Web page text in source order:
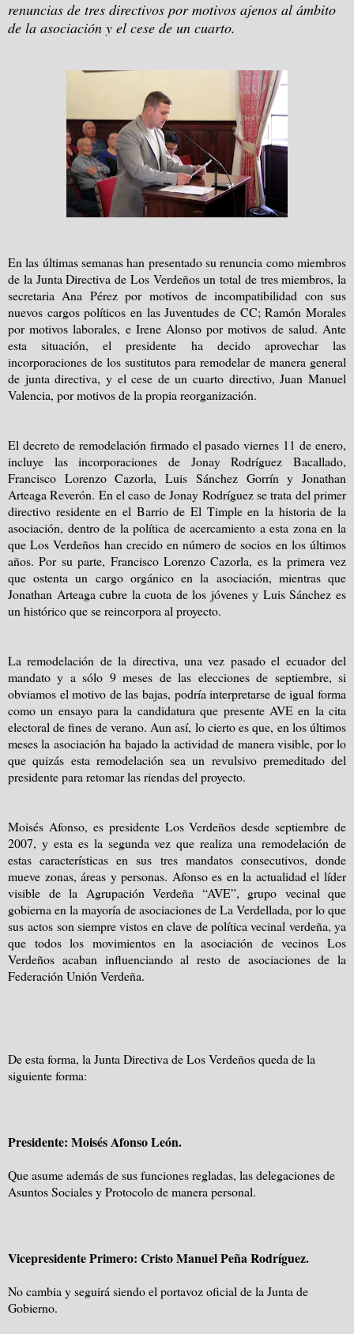
renuncias de tres directivos por motivos ajenos al ámbito
de la asociación y el cese de un cuarto.
En las últimas semanas han presentado su renuncia como miembros
de la Junta Directiva de Los Verdeños un total de tres miembros, la
secretaria Ana Pérez por motivos de incompatibilidad con sus
nuevos cargos políticos en las Juventudes de CC; Ramón Morales
por motivos laborales, e Irene Alonso por motivos de salud. Ante
esta situación, el presidente ha decido aprovechar las
incorporaciones de los sustitutos para remodelar de manera general
de junta directiva, y el cese de un cuarto directivo, Juan Manuel
Valencia, por motivos de la propia reorganización.
El decreto de remodelación firmado el pasado viernes 11 de enero,
incluye las incorporaciones de Jonay Rodríguez Bacallado,
Francisco Lorenzo Cazorla, Luis Sánchez Gorrín y Jonathan
Arteaga Reverón. En el caso de Jonay Rodríguez se trata del primer
directivo residente en el Barrio de El Timple en la historia de la
asociación, dentro de la política de acercamiento a esta zona en la
que Los Verdeños han crecido en número de socios en los últimos
años. Por su parte, Francisco Lorenzo Cazorla, es la primera vez
que ostenta un cargo orgánico en la asociación, mientras que
Jonathan Arteaga cubre la cuota de los jóvenes y Luis Sánchez es
un histórico que se reincorpora al proyecto.
La remodelación de la directiva, una vez pasado el ecuador del
mandato y a sólo 9 meses de las elecciones de septiembre, si
obviamos el motivo de las bajas, podría interpretarse de igual forma
como un ensayo para la candidatura que presente AVE en la cita
electoral de fines de verano. Aun así, lo cierto es que, en los últimos
meses la asociación ha bajado la actividad de manera visible, por lo
que quizás esta remodelación sea un revulsivo premeditado del
presidente para retomar las riendas del proyecto.
Moisés Afonso, es presidente Los Verdeños desde septiembre de
2007, y esta es la segunda vez que realiza una remodelación de
estas características en sus tres mandatos consecutivos, donde
mueve zonas, áreas y personas. Afonso es en la actualidad el líder
visible de la Agrupación Verdeña “AVE”, grupo vecinal que
gobierna en la mayoría de asociaciones de La Verdellada, por lo que
sus actos son siempre vistos en clave de política vecinal verdeña, ya
que todos los movimientos en la asociación de vecinos Los
Verdeños acaban influenciando al resto de asociaciones de la
Federación Unión Verdeña.
De esta forma, la Junta Directiva de Los Verdeños queda de la
siguiente forma:
Presidente: Moisés Afonso León.
Que asume además de sus funciones regladas, las delegaciones de
Asuntos Sociales y Protocolo de manera personal.
Vicepresidente Primero: Cristo Manuel Peña Rodríguez.
No cambia y seguirá siendo el portavoz oficial de la Junta de
Gobierno.